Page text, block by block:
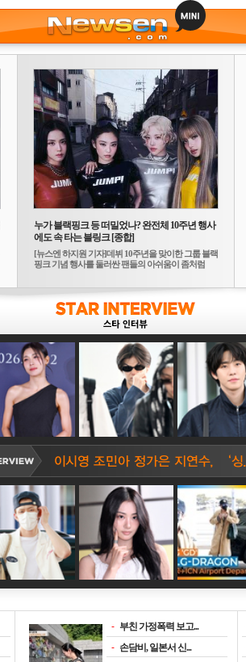
누가 블랙핑크 등 떠밀었나? 완전체 10주년 행사
에도 속 타는 블링크 [종합]
[뉴스엔 하지원 기자]데뷔 10주년을 맞이한 그룹 블랙
핑크 기념 행사를 둘러싼 팬들의 아쉬움이 좀처럼
- 부친 가정폭력 보고...
- 손담비, 일본서 신...